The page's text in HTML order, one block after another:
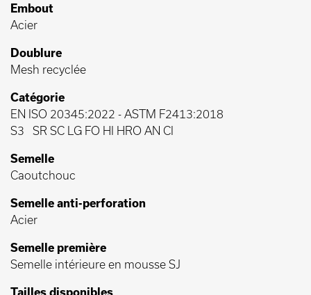
Embout
Acier
Doublure
Mesh recyclée
Catégorie
EN ISO 20345:2022 - ASTM F2413:2018
S3
SR SC LG FO HI HRO AN CI
Semelle
Caoutchouc
Semelle anti-perforation
Acier
Semelle première
Semelle intérieure en mousse SJ
Tailles disponibles